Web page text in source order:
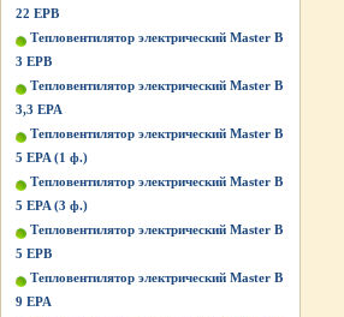
22 EPB
Тепловентилятор электрический Master B
3 EPB
Тепловентилятор электрический Master B
3,3 EPA
Тепловентилятор электрический Master B
5 EPA (1 ф.)
Тепловентилятор электрический Master B
5 EPA (3 ф.)
Тепловентилятор электрический Master B
5 EPB
Тепловентилятор электрический Master B
9 EPA